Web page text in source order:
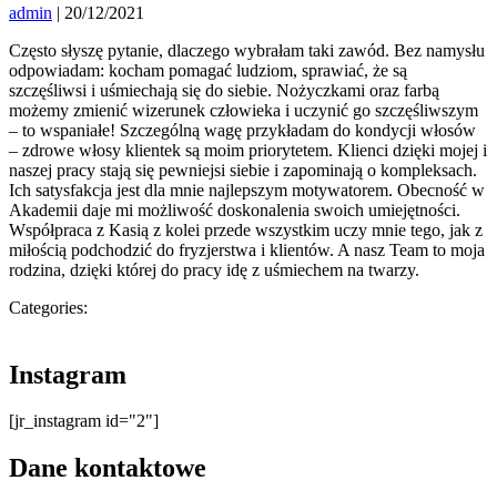
admin | 20/12/2021
Często słyszę pytanie, dlaczego wybrałam taki zawód. Bez namysłu
odpowiadam: kocham pomagać ludziom, sprawiać, że są
szczęśliwsi i uśmiechają się do siebie. Nożyczkami oraz farbą
możemy zmienić wizerunek człowieka i uczynić go szczęśliwszym
– to wspaniałe! Szczególną wagę przykładam do kondycji włosów
– zdrowe włosy klientek są moim priorytetem. Klienci dzięki mojej i
naszej pracy stają się pewniejsi siebie i zapominają o kompleksach.
Ich satysfakcja jest dla mnie najlepszym motywatorem. Obecność w
Akademii daje mi możliwość doskonalenia swoich umiejętności.
Współpraca z Kasią z kolei przede wszystkim uczy mnie tego, jak z
miłością podchodzić do fryzjerstwa i klientów. A nasz Team to moja
rodzina, dzięki której do pracy idę z uśmiechem na twarzy.
Categories:
Instagram
[jr_instagram id="2"]
Dane kontaktowe